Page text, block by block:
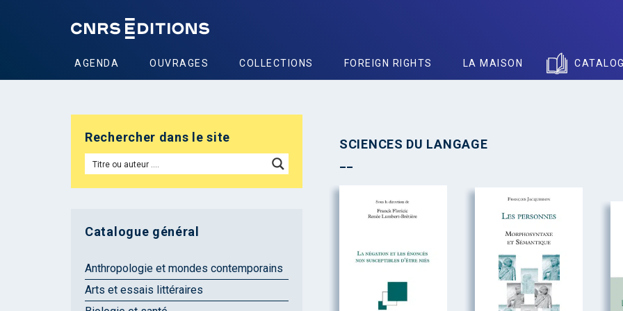
AGENDA OUVRAGES COLLECTIONS FOREIGN RIGHTS LA MAISON
SCIENCES DU LANGAGE
Rechercher dans le site
Catalogue général
Anthropologie et mondes contemporains
Arts et essais littéraires